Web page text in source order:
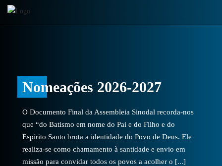
Nomeações 2026-2027
O Documento Final da Assembleia Sinodal recorda-nos
que “do Batismo em nome do Pai e do Filho e do
Espírito Santo brota a identidade do Povo de Deus. Ele
realiza-se como chamamento à santidade e envio em
missão para convidar todos os povos a acolher o [...]